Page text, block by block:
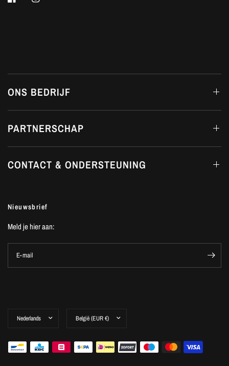
ONS BEDRIJF
PARTNERSCHAP
CONTACT & ONDERSTEUNING
Nieuwsbrief
Meld je hier aan:
E-mail